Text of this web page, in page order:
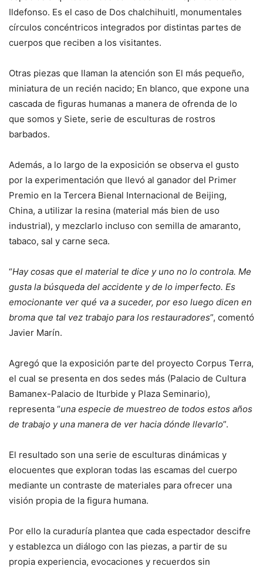
Ildefonso. Es el caso de Dos chalchihuitl, monumentales
círculos concéntricos integrados por distintas partes de
cuerpos que reciben a los visitantes.
Otras piezas que llaman la atención son El más pequeño,
miniatura de un recién nacido; En blanco, que expone una
cascada de figuras humanas a manera de ofrenda de lo
que somos y Siete, serie de esculturas de rostros
barbados.
Además, a lo largo de la exposición se observa el gusto
por la experimentación que llevó al ganador del Primer
Premio en la Tercera Bienal Internacional de Beijing,
China, a utilizar la resina (material más bien de uso
industrial), y mezclarlo incluso con semilla de amaranto,
tabaco, sal y carne seca.
“Hay cosas que el material te dice y uno no lo controla. Me
gusta la búsqueda del accidente y de lo imperfecto. Es
emocionante ver qué va a suceder, por eso luego dicen en
broma que tal vez trabajo para los restauradores”, comentó
Javier Marín.
Agregó que la exposición parte del proyecto Corpus Terra,
el cual se presenta en dos sedes más (Palacio de Cultura
Bamanex-Palacio de Iturbide y Plaza Seminario),
representa “una especie de muestreo de todos estos años
de trabajo y una manera de ver hacia dónde llevarlo”.
El resultado son una serie de esculturas dinámicas y
elocuentes que exploran todas las escamas del cuerpo
mediante un contraste de materiales para ofrecer una
visión propia de la figura humana.
Por ello la curaduría plantea que cada espectador descifre
y establezca un diálogo con las piezas, a partir de su
propia experiencia, evocaciones y recuerdos sin